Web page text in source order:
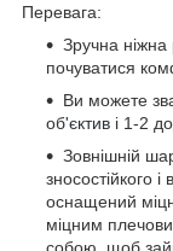
Перевага:
Зручна ніжна
почуватися
Ви можете
об'єктив і 1-2
Зовнішній
зносостійкого
оснащений
міцним